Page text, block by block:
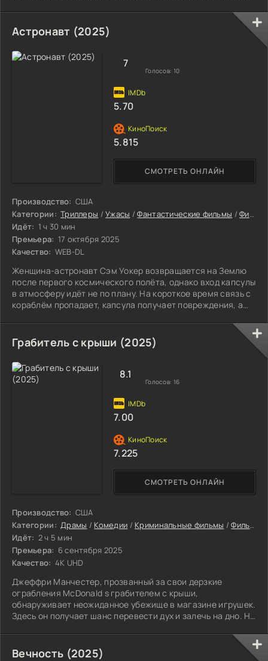
понимает: за красотой и здоровьем здесь скрывается
нечто поистине ужасающее.
Астронавт (2025)
Производство: США
Категории: Триллеры /Ужасы /Фантастические фильмы /Фильмы
Идёт: 1 ч 30 мин
Премьера: 17 октября 2025
Качество: WEB-DL
Женщина-астронавт Сэм Уокер возвращается на Землю
после первого космического полёта, однако вход капсулы
в атмосферу идёт не по плану. На короткое время связь с
кораблём пропадает, капсула получает повреждения, а
результате спускаемый аппарат приводняется посреди
океана. Сэм спасают и помещают на карантин в
роскошном и изолированном лесном особняке в
Вирджинии под наблюдением генерала Уильяма Харриса,
её приёмного отца. Сэм замечает, что её
СМОТРЕТЬ ОНЛАЙН
7
Голосов: 10
5.70
5.815
Грабитель с крыши (2025)
Производство: США
Категории: Драмы / Комедии / Криминальные фильмы /Фильмы
Идёт: 2 ч 5 мин
Премьера: 6 сентября 2025
Качество: 4K UHD
Джеффри Манчестер, прозванный за свои дерзкие
ограбления McDonald s грабителем с крыши,
обнаруживает неожиданное убежище в магазине игрушек.
Здесь он получает шанс перевести дух и залечь на дно. Но
образом, когда Джефф влюбляется в очаровательную
сотрудницу магазина.
СМОТРЕТЬ ОНЛАЙН
8.1
Голосов: 16
7.00
7.225
Вечность (2025)